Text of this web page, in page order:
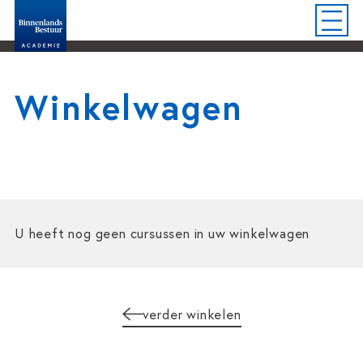
Winkelwagen
U heeft nog geen cursussen in uw winkelwagen
verder winkelen